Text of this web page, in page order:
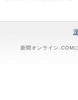
新聞オンライン.COM